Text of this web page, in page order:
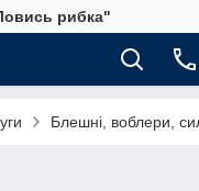
рибка"
Блешні, воблери,